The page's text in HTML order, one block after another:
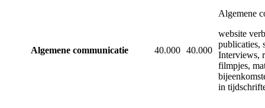
Algemene communicatie 40.000 40.000
Algemene
website
publicaties,
Interviews,
filmpjes,
in